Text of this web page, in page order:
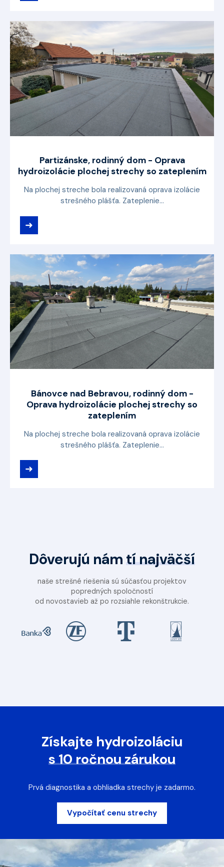
Partizánske, rodinný dom - Oprava
hydroizolácie plochej strechy so zateplením
Na plochej streche bola realizovaná oprava izolácie
strešného plášťa. Zateplenie...
➜
Bánovce nad Bebravou, rodinný dom -
Oprava hydroizolácie plochej strechy so
zateplením
Na plochej streche bola realizovaná oprava izolácie
strešného plášťa. Zateplenie...
➜
Dôverujú námtí najväčší
naše strešné riešenia sú súčasťou projektov
popredných spoločností
od novostavieb až po rozsiahle rekonštrukcie.
Získajte hydroizoláciu
s 10 ročnou zárukou
Prvá diagnostika a obhliadka strechy je zadarmo.
Vypočítať cenu strechy